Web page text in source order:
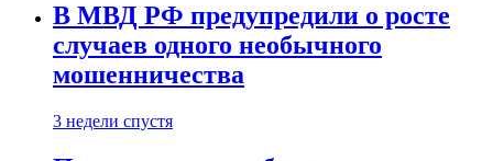
В МВД РФ предупредили о росте
случаев одного необычного
мошенничества
3 недели спустя